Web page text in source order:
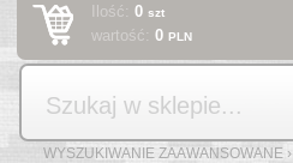
Ilość:0szt
wartość:0PLN
Szukaj
WYSZUKIWANIE ZAAWANSOWANE ›